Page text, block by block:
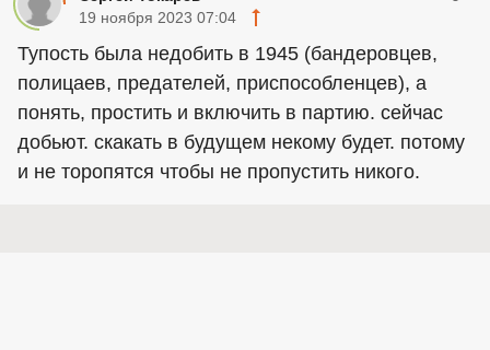
19 ноября 2023 07:04
Тупость была недобить в 1945 (бандеровцев,
полицаев, предателей, приспособленцев), а
понять, простить и включить в партию. сейчас
добьют. скакать в будущем некому будет. потому
и не торопятся чтобы не пропустить никого.